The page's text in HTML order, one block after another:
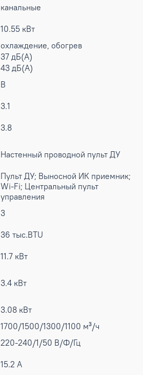
канальные
10.55 кВт
охлаждение, обогрев
37 дБ(А)
43 дБ(А)
B
3.1
3.8
Настенный проводной пульт ДУ
Пульт ДУ; Выносной ИК приемник;
Wi-Fi; Центральный пульт
управления
3
36 тыс.BTU
11.7 кВт
3.4 кВт
3.08 кВт
1700/1500/1300/1100 м³/ч
220-240/1/50 В/Ф/Гц
15.2 А